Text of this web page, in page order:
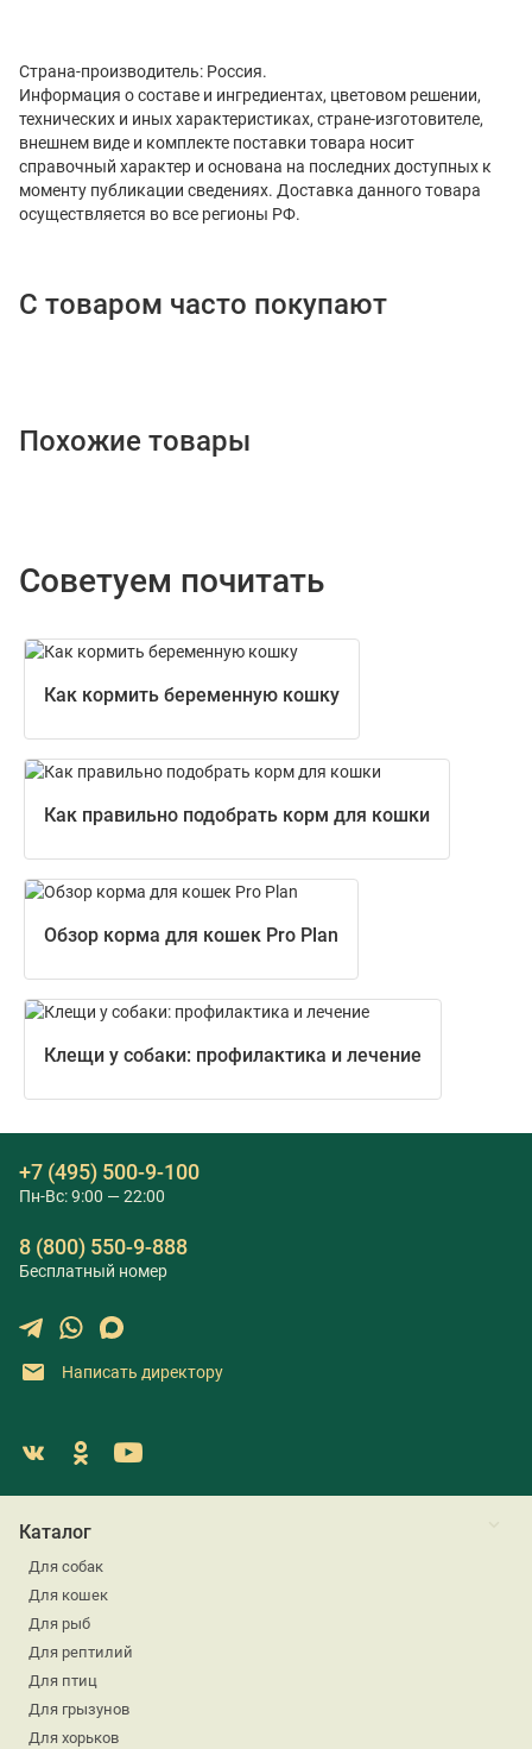
Страна-производитель: Россия.
Информация о составе и ингредиентах, цветовом решении,
технических и иных характеристиках, стране-изготовителе,
внешнем виде и комплекте поставки товара носит
справочный характер и основана на последних доступных к
моменту публикации сведениях. Доставка данного товара
осуществляется во все регионы РФ.
С товаром часто покупают
Похожие товары
Советуем почитать
Как кормить беременную кошку
Как правильно подобрать корм для кошки
Обзор корма для кошек Pro Plan
Клещи у собаки: профилактика и лечение
+7 (495) 500-9-100
Пн-Вс: 9:00 — 22:00
8 (800) 550-9-888
Бесплатный номер
Написать директору
Каталог
Для собак
Для кошек
Для рыб
Для рептилий
Для птиц
Для грызунов
Для хорьков